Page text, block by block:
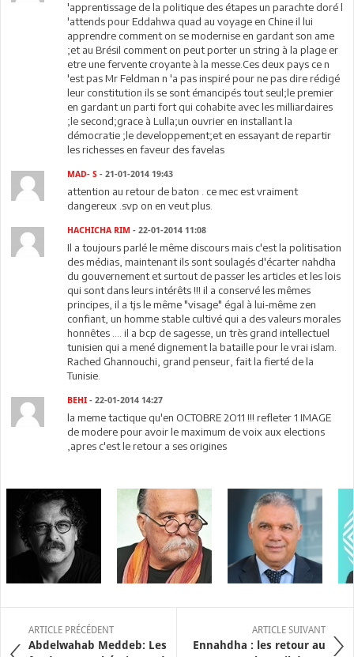
'apprentissage de la politique des étapes un parachte doré l
'attends pour Eddahwa quad au voyage en Chine il lui
apprendre comment on se modernise en gardant son ame
;et au Brésil comment on peut porter un string à la plage er
etre une fervente croyante à la messe.Ces deux pays ce n
'est pas Mr Feldman n 'a pas inspiré pour ne pas dire rédigé
leur constitution ils se sont émancipés tout seul;le premier
en gardant un parti fort qui cohabite avec les milliardaires
;le second;grace à Lulla;un ouvrier en installant la
démocratie ;le developpement;et en essayant de repartir
les richesses en faveur des favelas
MAD- S - 21-01-2014 19:43
attention au retour de baton . ce mec est vraiment
dangereux .svp on en veut plus.
HACHICHA RIM - 22-01-2014 11:08
Il a toujours parlé le même discours mais c'est la politisation
des médias, maintenant ils sont soulagés d'écarter nahdha
du gouvernement et surtout de passer les articles et les lois
qui sont dans leurs intérêts !!! il a conservé les mêmes
principes, il a tjs le même "visage" égal à lui-même zen
confiant, un homme stable cultivé qui a des valeurs morales
honnêtes …. il a bcp de sagesse, un très grand intellectuel
tunisien qui a mené dignement la bataille pour le vrai islam.
Rached Ghannouchi, grand penseur, fait la fierté de la
Tunisie.
BEHI - 22-01-2014 14:27
la meme tactique qu'en OCTOBRE 2O11 !!! refleter 1 IMAGE
de modere pour avoir le maximum de voix aux elections
,apres c'est le retour a ses origines
ARTICLE PRÉCÉDENT
Abdelwahab Meddeb: Les
ARTICLE SUIVANT
Ennahdha : les retour au